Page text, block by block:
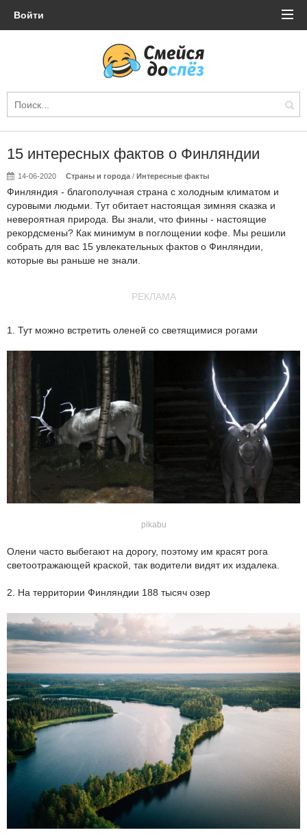
Войти
15 интересных фактов о Финляндии
14-06-2020 Страны и города /Интересные факты
Финляндия - благополучная страна с холодным климатом и
суровыми людьми. Тут обитает настоящая зимняя сказка и
невероятная природа. Вы знали, что финны - настоящие
рекордсмены? Как минимум в поглощении кофе. Мы решили
собрать для вас 15 увлекательных фактов о Финляндии,
которые вы раньше не знали.
РЕКЛАМА
1. Тут можно встретить оленей со светящимися рогами
pikabu
Олени часто выбегают на дорогу, поэтому им красят рога
светоотражающей краской, так водители видят их издалека.
2. На территории Финляндии 188 тысяч озер